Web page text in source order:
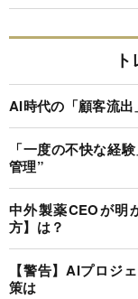
AI時代の「顧客流出
「一度の不快な経
管理”
中外製薬CEOが明
方】は？
【警告】AIプロジ
策は